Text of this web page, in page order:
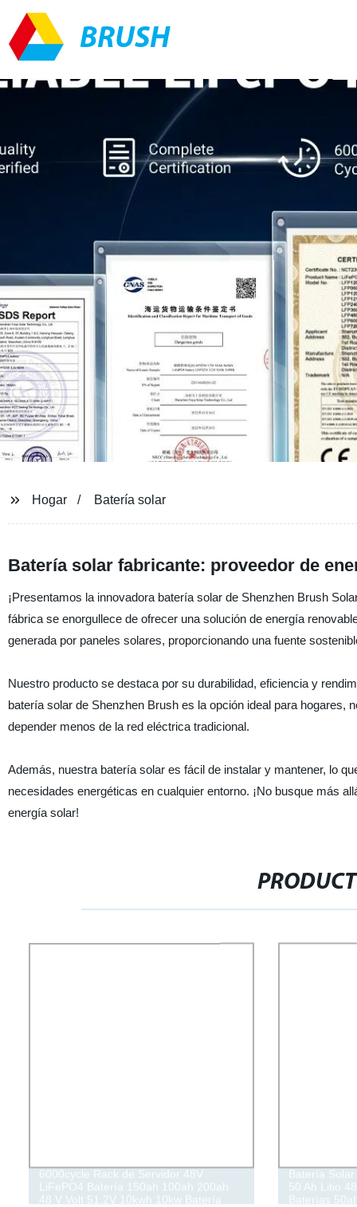
BRUSH
Hogar Batería solar
Batería solar fabricante: proveedor de
¡Presentamos la innovadora batería solar de Shenzhen Brush
fábrica se enorgullece de ofrecer una solución de energía
generada por paneles solares, proporcionando una fuente
Nuestro producto se destaca por su durabilidad, eficiencia y
batería solar de Shenzhen Brush es la opción ideal para
depender menos de la red eléctrica tradicional.
Además, nuestra batería solar es fácil de instalar y mantener, lo
necesidades energéticas en cualquier entorno. ¡No busque más
energía solar!
6000cycle Rack de Servidor 48V
LiFePO4 Batería 150ah 100ah 200ah
48 V Volt 51.2V 10kwh 10kw Batería
Batería
50 Ah Litio
Baterías